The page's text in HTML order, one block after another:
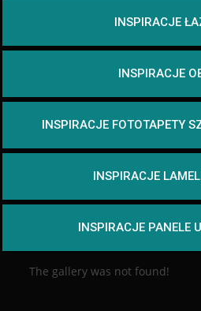
INSPIRACJE
INSPIRACJE
INSPIRACJE FOTOTAPETY
INSPIRACJE
INSPIRACJE PANELE
The gallery was not found!